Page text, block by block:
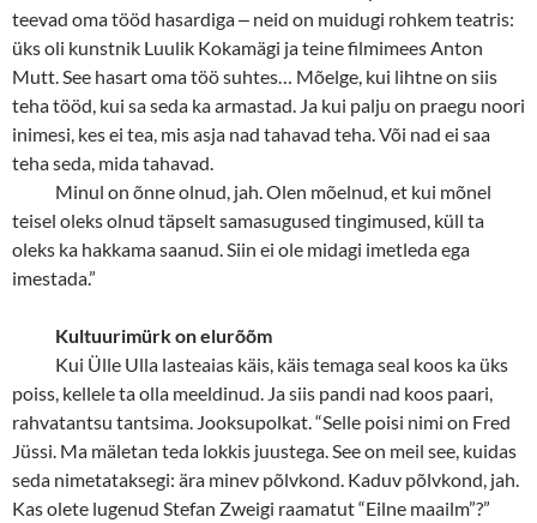
teevad oma tööd hasardiga‒ neid on muidugi rohkem teatris:
üks oli kunstnik Luulik Kokamägi ja teine filmimees Anton
Mutt. See hasart oma töö suhtes… Mõelge, kui lihtne on siis
teha tööd, kui sa seda ka armastad. Ja kui palju on praegu noori
inimesi, kes ei tea, mis asja nad tahavad teha. Või nad ei saa
teha seda, mida tahavad.
Minul on õnne olnud, jah. Olen mõelnud, et kui mõnel
teisel oleks olnud täpselt samasugused tingimused, küll ta
oleks ka hakkama saanud. Siin ei ole midagi imetleda ega
imestada.”
Kultuurimürk on elurõõm
Kui Ülle Ulla lasteaias käis, käis temaga seal koos ka üks
poiss, kellele ta olla meeldinud. Ja siis pandi nad koos paari,
rahvatantsu tantsima. Jooksupolkat. “Selle poisi nimi on Fred
Jüssi. Ma mäletan teda lokkis juustega. See on meil see, kuidas
seda nimetataksegi: ära minev põlvkond. Kaduv põlvkond, jah.
Kas olete lugenud Stefan Zweigi raamatut “Eilne maailm”?”